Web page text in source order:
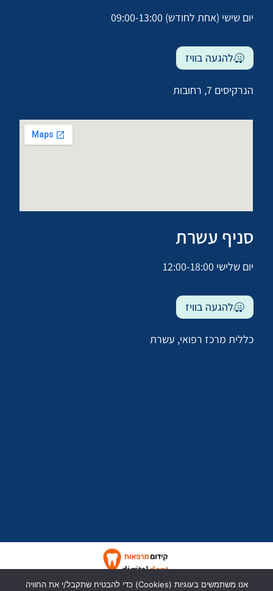
יום שישי (אחת לחודש) 09:00-13:00
להגעה בוויז
הנרקיסים 7, רחובות
סניף עשרת
יום שלישי 12:00-18:00
להגעה בוויז
כללית מרכז רפואי, עשרת
כל הזכויות שמורות לד״ר יעל יעקבי
אנו משתמשים בעוגיות (Cookies) כדי להבטיח שתקבל/י את החוויה